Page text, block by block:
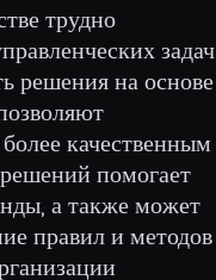
трудно
задач
решения на основе
качественным
помогает
а также может
правил и методов